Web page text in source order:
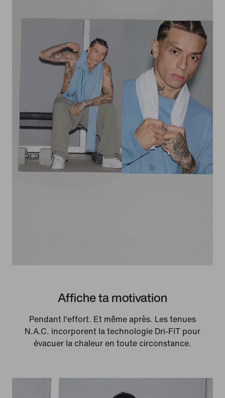
Affiche ta motivation
Pendant l'effort. Et même après. Les tenues
N.A.C. incorporent la technologie Dri-FIT pour
évacuer la chaleur en toute circonstance.